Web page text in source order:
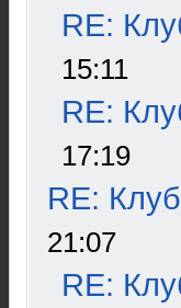
RE:
15:11
RE:
17:19
RE:
21:07
RE: